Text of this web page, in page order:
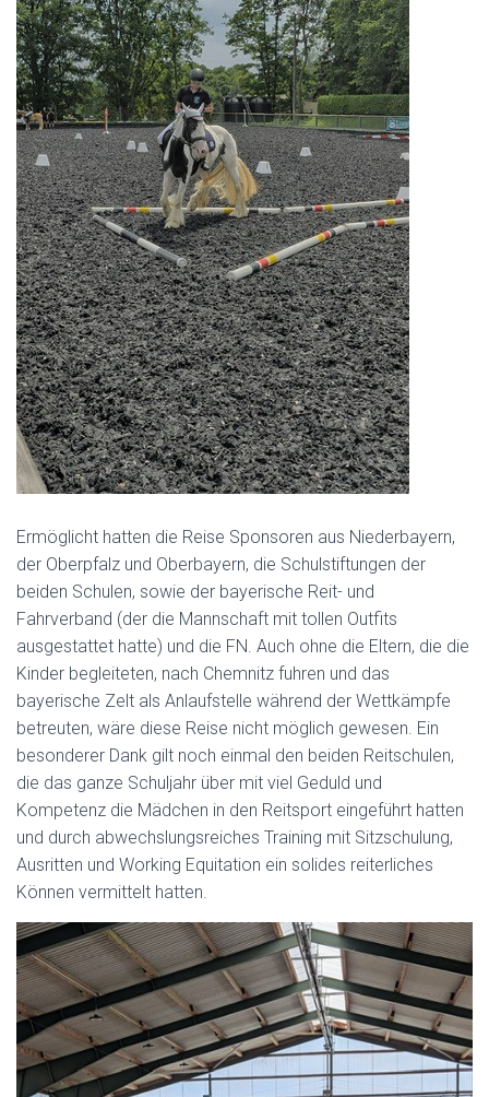
Ermöglicht hatten die Reise Sponsoren aus Niederbayern,
der Oberpfalz und Oberbayern, die Schulstiftungen der
beiden Schulen, sowie der bayerische Reit- und
Fahrverband (der die Mannschaft mit tollen Outfits
ausgestattet hatte) und die FN. Auch ohne die Eltern, die die
Kinder begleiteten, nach Chemnitz fuhren und das
bayerische Zelt als Anlaufstelle während der Wettkämpfe
betreuten, wäre diese Reise nicht möglich gewesen. Ein
besonderer Dank gilt noch einmal den beiden Reitschulen,
die das ganze Schuljahr über mit viel Geduld und
Kompetenz die Mädchen in den Reitsport eingeführt hatten
und durch abwechslungsreiches Training mit Sitzschulung,
Ausritten und Working Equitation ein solides reiterliches
Können vermittelt hatten.